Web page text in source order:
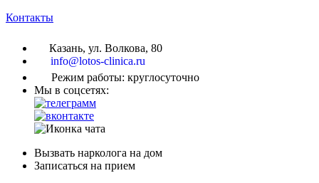
Контакты
Казань, ул. Волкова, 80
info@lotos-clinica.ru
Режим работы: круглосуточно
Мы в соцсетях:
Вызвать нарколога на дом
Записаться на прием